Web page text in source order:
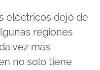
eléctricos dejó de
regiones
vez más
no solo tiene